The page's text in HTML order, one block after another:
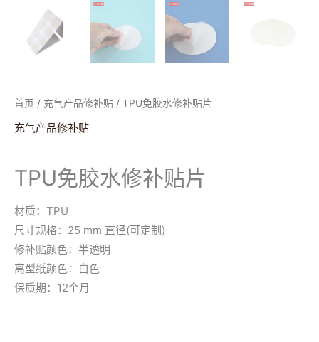
首页 / 充气产品修补贴 / TPU免胶水修补贴片
充气产品修补贴
TPU免胶水修补贴片
材质：TPU
尺寸规格：25 mm 直径(可定制)
修补贴颜色：半透明
离型纸颜色：白色
保质期：12个月